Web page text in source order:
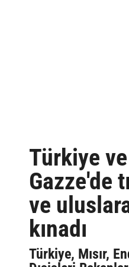
Türkiye
Gazze'de
ve
kınadı
Türkiye, Mısır,